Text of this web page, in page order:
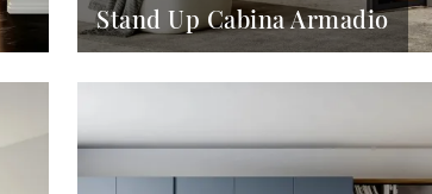
Stand Up Cabina Armadio